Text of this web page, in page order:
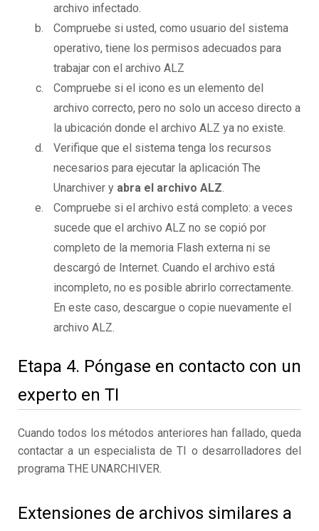
archivo infectado.
Compruebe si usted, como usuario del sistema
operativo, tiene los permisos adecuados para
trabajar con el archivo ALZ
Compruebe si el icono es un elemento del
archivo correcto, pero no solo un acceso directo a
la ubicación donde el archivo ALZ ya no existe.
Verifique que el sistema tenga los recursos
necesarios para ejecutar la aplicación The
Unarchiver y abra el archivo ALZ.
Compruebe si el archivo está completo: a veces
sucede que el archivo ALZ no se copió por
completo de la memoria Flash externa ni se
descargó de Internet. Cuando el archivo está
incompleto, no es posible abrirlo correctamente.
En este caso, descargue o copie nuevamente el
archivo ALZ.
Etapa 4. Póngase en contacto con un
experto en TI
Cuando todos los métodos anteriores han fallado, queda
contactar a un especialista de TI o desarrolladores del
programa THE UNARCHIVER.
Extensiones de archivos similares a